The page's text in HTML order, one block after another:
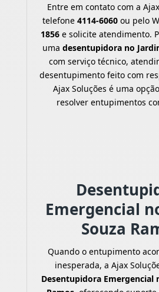
Entre em contato com a
telefone 4114-6060ou pelo
1856e solicite atendimento.
umadesentupidora no
com serviço técnico,
desentupimento feito com
Ajax Soluções é uma
resolver entupimentos
Emergencial
Souza
Quando o entupimento
inesperada, a Ajax
Desentupidora Emergencial